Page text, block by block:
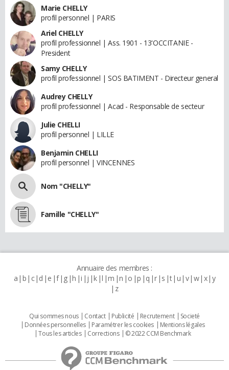
Marie CHELLY
profil personnel | PARIS
Ariel CHELLY
profil professionnel | Ass. 1901 - 13'OCCITANIE -
President
Samy CHELLY
profil professionnel | SOS BATIMENT - Directeur general
Audrey CHELLY
profil professionnel | Acad - Responsable de secteur
Julie CHELLI
profil personnel | LILLE
Benjamin CHELLI
profil personnel | VINCENNES
Nom "CHELLY"
Famille "CHELLY"
Annuaire des membres :
a b c d e f g h i j k l m n o p q r s t u v w x y
z
Qui sommes nous Contact Publicité Recrutement
Societé
Données personnelles
Paramétrer les cookies
Mentions légales
Tous les articles
Corrections © 2022 CCM Benchmark